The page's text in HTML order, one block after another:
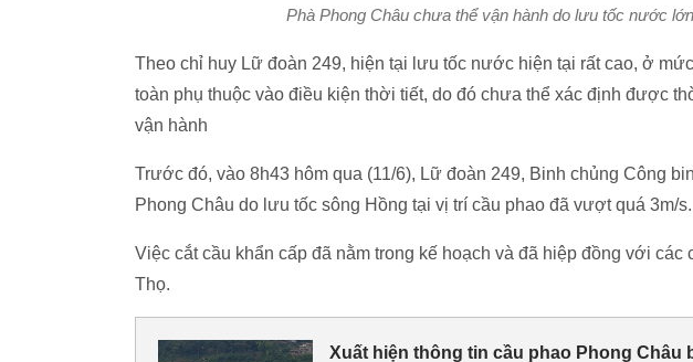
Phà Phong Châu chưa thể vận hành do lưu tốc nước
Theo chỉ huy Lữ đoàn 249, hiện tại lưu tốc nước hiện tại rất cao, ở
toàn phụ thuộc vào điều kiện thời tiết, do đó chưa thể xác định được
vận hành
Trước đó, vào 8h43 hôm qua (11/6), Lữ đoàn 249, Binh chủng Công
Phong Châu do lưu tốc sông Hồng tại vị trí cầu phao đã vượt quá 3m/s.
Việc cắt cầu khẩn cấp đã nằm trong kế hoạch và đã hiệp đồng với
Thọ.
Xuất hiện thông tin cầu phao Phong Châu